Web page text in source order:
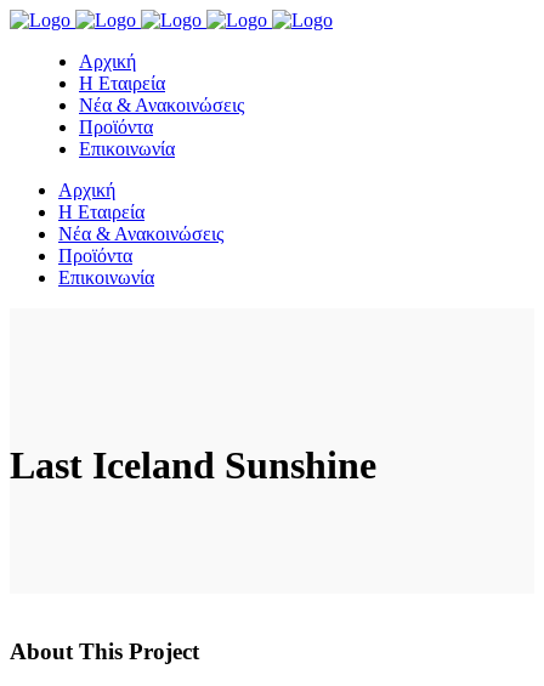
Αρχική
Η Εταιρεία
Νέα & Ανακοινώσεις
Προϊόντα
Επικοινωνία
Αρχική
Η Εταιρεία
Νέα & Ανακοινώσεις
Προϊόντα
Επικοινωνία
Last Iceland Sunshine
About This Project